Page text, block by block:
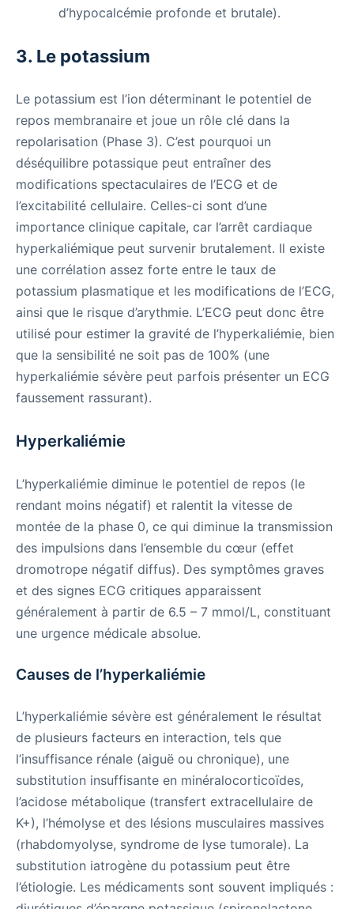
d’hypocalcémie profonde et brutale).
3. Le potassium
Le potassium est l’ion déterminant le potentiel de
repos membranaire et joue un rôle clé dans la
repolarisation (Phase 3). C’est pourquoi un
déséquilibre potassique peut entraîner des
modifications spectaculaires de l’ECG et de
l’excitabilité cellulaire. Celles-ci sont d’une
importance clinique capitale, car l’arrêt cardiaque
hyperkaliémique peut survenir brutalement. Il existe
une corrélation assez forte entre le taux de
potassium plasmatique et les modifications de l’ECG,
ainsi que le risque d’arythmie. L’ECG peut donc être
utilisé pour estimer la gravité de l’hyperkaliémie, bien
que la sensibilité ne soit pas de 100% (une
hyperkaliémie sévère peut parfois présenter un ECG
faussement rassurant).
Hyperkaliémie
L’hyperkaliémie diminue le potentiel de repos (le
rendant moins négatif) et ralentit la vitesse de
montée de la phase 0, ce qui diminue la transmission
des impulsions dans l’ensemble du cœur (effet
dromotrope négatif diffus). Des symptômes graves
et des signes ECG critiques apparaissent
généralement à partir de 6.5 – 7 mmol/L, constituant
une urgence médicale absolue.
Causes de l’hyperkaliémie
L’hyperkaliémie sévère est généralement le résultat
de plusieurs facteurs en interaction, tels que
l’insuffisance rénale (aiguë ou chronique), une
substitution insuffisante en minéralocorticoïdes,
l’acidose métabolique (transfert extracellulaire de
K+), l’hémolyse et des lésions musculaires massives
(rhabdomyolyse, syndrome de lyse tumorale). La
substitution iatrogène du potassium peut être
l’étiologie. Les médicaments sont souvent impliqués :